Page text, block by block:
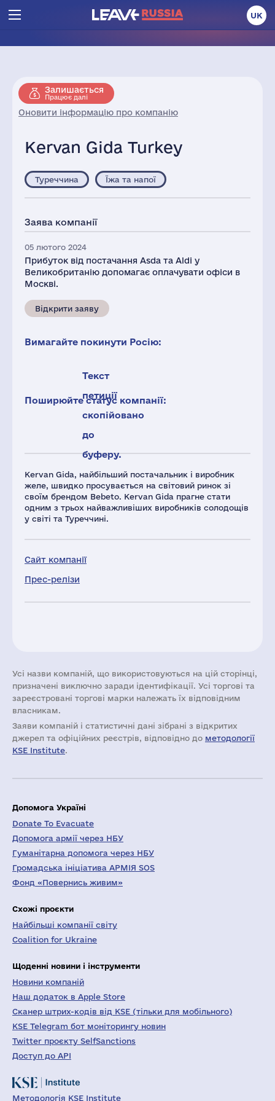
UK
Залишається
Працює далі
Оновити інформацію про компанію
Kervan Gida Turkey
Kervan Gida, найбільший постачальник і виробник
желе, швидко просувається на світовий ринок зі
своїм брендом Bebeto. Kervan Gida прагне стати
одним з трьох найважливіших виробників солодощів
у світі та Туреччині.
Сайт компанії
Прес-релізи
Туреччина Їжа та напої
Заява компанії
05 лютого 2024
Прибуток від постачання Asda та Aldi у
Великобританію допомагає оплачувати офіси в
Москві.
Відкрити заяву
Вимагайте покинути Росію:
Текст
петиції
скопійовано
до
буферу.
Поширюйте статус компанії:
Усі назви компаній, що використовуються на цій сторінці,
призначені виключно заради ідентифікації. Усі торгові та
зареєстровані торгові марки належать їх відповідним
власникам.
Заяви компаній i статистичні дані зібрані з відкритих
джерел та офіційних реєстрів, відповідно до методології
KSE Institute.
Допомога Україні
Donate To Evacuate
Допомога армії через НБУ
Гуманітарна допомога через НБУ
Громадська ініціатива АРМІЯ SOS
Фонд «Повернись живим»
Схожі проєкти
Найбільші компанії світу
Coalition for Ukraine
Щоденні новини і інструменти
Новини компаній
Наш додаток в Apple Store
Сканер штрих-кодів від KSE (тільки для мобільного)
KSE Telegram бот моніторингу новин
Twitter проєкту SelfSanctions
Доступ до API
Методологія KSE Institute